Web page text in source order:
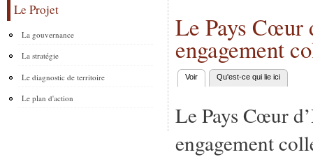
Le Projet
La gouvernance
La stratégie
Le diagnostic de territoire
Le plan d'action
Le Pays Cœur
engagement
Onglets principaux
Voir (onglet actif)
Qu'est-ce qui lie ici
Le Pays Cœur
engagement